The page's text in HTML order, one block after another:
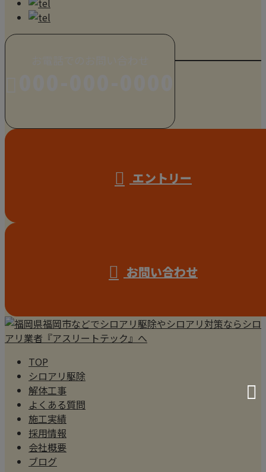
エントリー
お問い合わせ
TOP
シロアリ駆除
解体工事
よくある質問
施工実績
採用情報
会社概要
ブログ